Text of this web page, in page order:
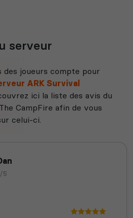
serveur
des joueurs compte pour
ARK Survival
ici la liste des avis du
CampFire afin de vous
celui-ci.
/5